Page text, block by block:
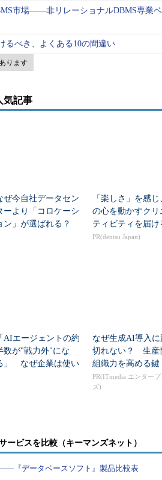
市場――非リレーショナルDBMS専業
るべき、よくある10の間違い
ります
気記事
ぜ今自社データセン
ーより「コロケーシ
ン」が選ばれる？
「楽しさ」を感じ
の心を動かすクリ
ティビティを届け
PR(dentsu Japan)
「AIエージェントの約
数が"戦力外"にな
」 なぜ企業は使い
なぜ生成AI導入に
切れない？ 生産
組織力を高める鍵
PR(ITmedia エンタープ
ズ)
ービスを比較（キーマンズネット）
『データベースソフト』製品比較表